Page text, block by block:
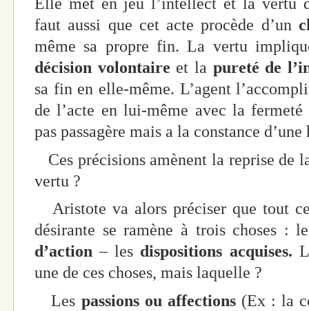
faut aussi que cet acte procède d’un
même sa propre fin. La vertu
décision volontaire et la pureté de
sa fin en elle-même. L’agent
de l’acte en lui-même avec la fermeté
pas passagère mais a la constance
Ces précisions amènent la reprise de
vertu ?
Aristote va alors préciser que tout
désirante se ramène à trois choses :
d’action – les dispositions acquises.
une de ces choses, mais laquelle ?
Les passions ou affections(Ex : la